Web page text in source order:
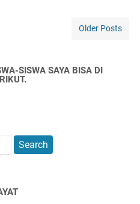
Older Posts
SISWA SAYA BISA DI